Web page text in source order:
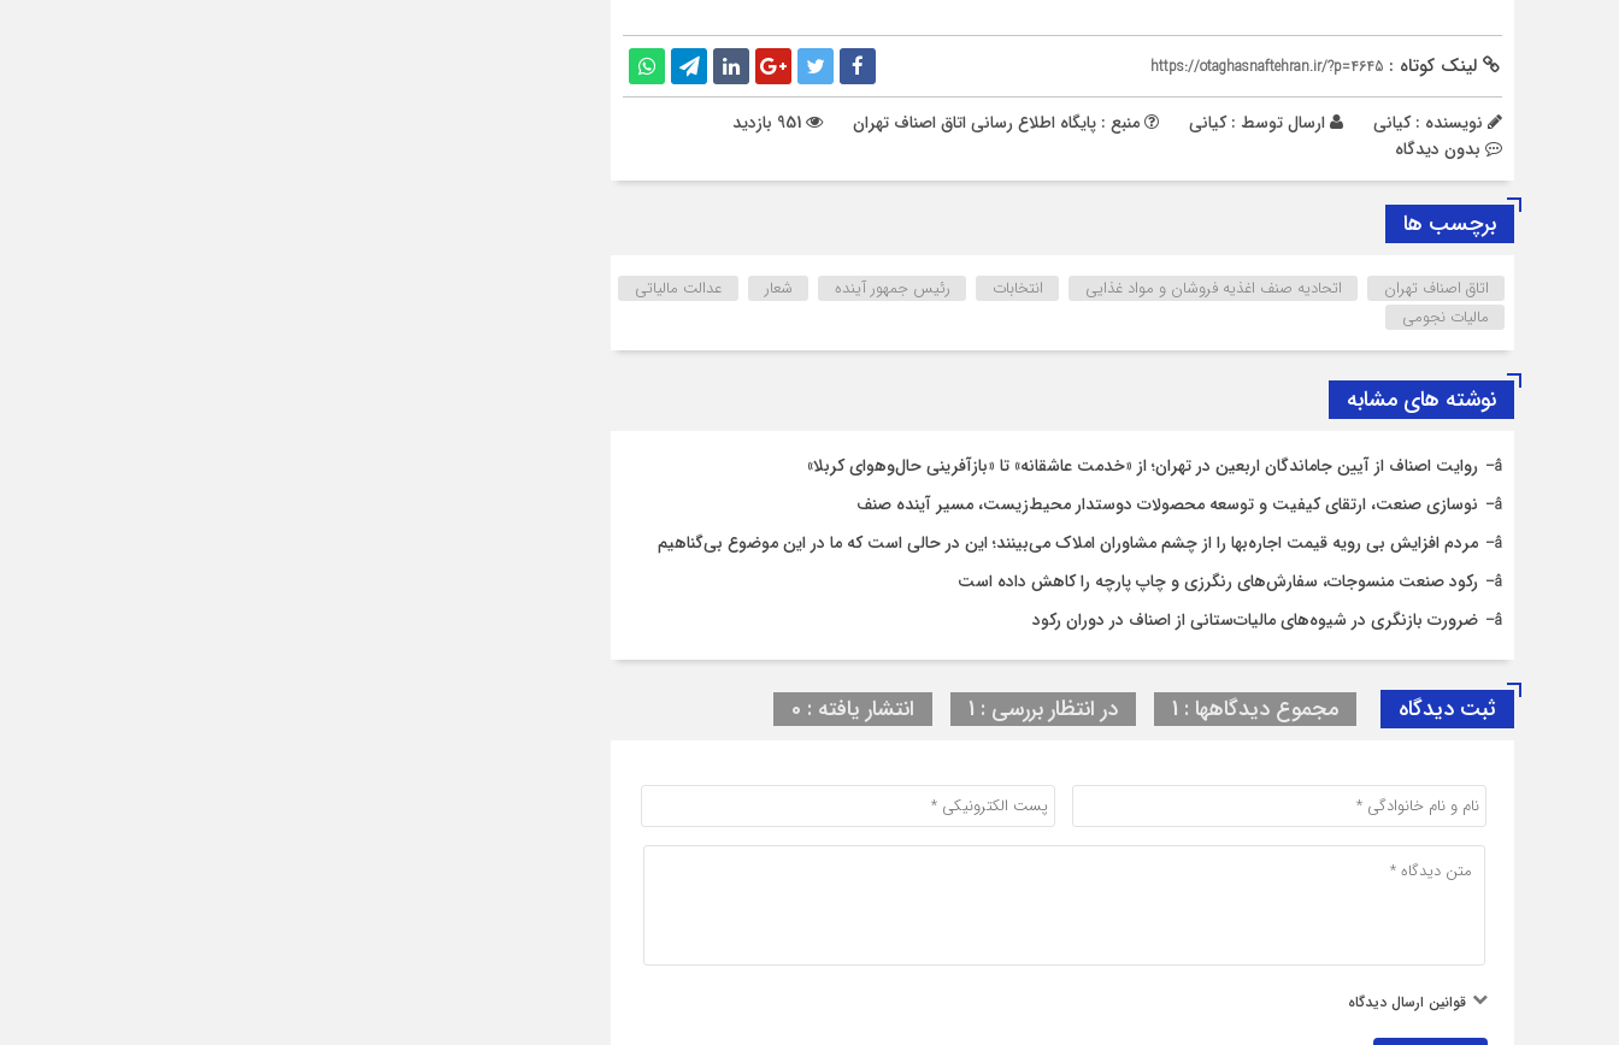
لینک کوتاه : https://otaghasnaftehran.ir/?p=4645
نویسنده : کیانی ارسال توسط :کیانی منبع : پایگاه اطلاع رسانی اتاق اصناف تهران
بدون دیدگاه
برچسب ها
اتاق اصناف تهران اتحادیه صنف اغذیه فروشان و مواد غذایی انتخابات رئیس جمهور آینده شعار
عدالت مالیاتی
مالیات نجومی
نوشته های مشابه
روایت اصناف از آیین جاماندگان اربعین در تهران؛ از «خدمت عاشقانه» تا «بازآفرینی حال‌وهوای کربلا»
نوسازی صنعت، ارتقای کیفیت و توسعه محصولات دوستدار محیط‌زیست، مسیر آینده صنف
مردم افزایش بی رویه قیمت اجاره‌بها را از چشم مشاوران املاک می‌بینند؛ این در حالی است که ما در این موضوع بی‌گناهیم
رکود صنعت منسوجات، سفارش‌های رنگرزی و چاپ پارچه را کاهش داده است
ضرورت بازنگری در شیوه‌های مالیات‌ستانی از اصناف در دوران رکود
ثبت دیدگاه مجموع دیدگاهها : 1 در انتظار بررسی : 1 انتشار یافته : 0
قوانین ارسال دیدگاه